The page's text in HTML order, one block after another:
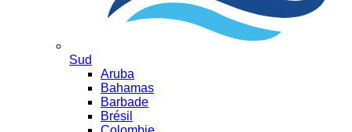
Sud
Aruba
Bahamas
Barbade
Brésil